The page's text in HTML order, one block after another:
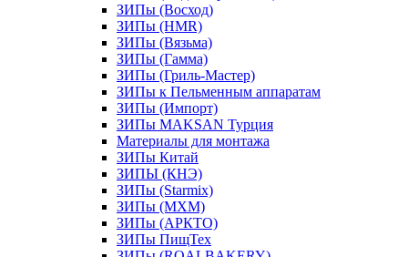
ЗИПы (Восход)
ЗИПы (HMR)
ЗИПы (Вязьма)
ЗИПы (Гамма)
ЗИПы (Гриль-Мастер)
ЗИПы к Пельменным аппаратам
ЗИПы (Импорт)
ЗИПы MAKSAN Турция
Материалы для монтажа
ЗИПы Китай
ЗИПЫ (КНЭ)
ЗИПы (Starmix)
ЗИПы (МХМ)
ЗИПы (АРКТО)
ЗИПы ПищТех